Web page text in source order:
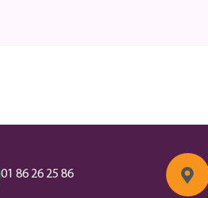
01 86 26 25 86